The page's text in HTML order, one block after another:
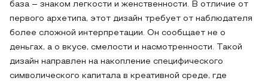
база – знаком легкости и женственности. В отличие от
первого архетипа, этот дизайн требует от наблюдателя
более сложной интерпретации. Он сообщает не о
деньгах, а о вкусе, смелости и насмотренности. Такой
дизайн направлен на накопление специфического
символического капитала в креативной среде, где